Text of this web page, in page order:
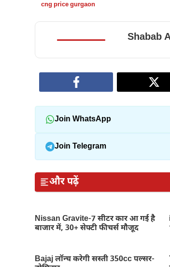
cng price gurgaon
Shabab
Join WhatsApp
Join Telegram
और पढ़ें
Nissan Gravite-7 सीटर कार आ गई है
बाजार में, 30+ सेफ्टी फीचर्स मौजूद
Bajaj लॉन्च करेगी सस्ती 350cc पल्सर-